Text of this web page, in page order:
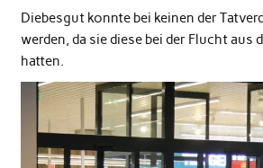
Diebesgut konnte bei keinen der
werden, da sie diese bei der Flucht aus
hatten.